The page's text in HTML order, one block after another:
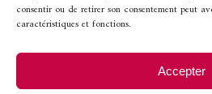
consentir ou de retirer son consentement peut
caractéristiques et fonctions.
Accepter
Fermeture les